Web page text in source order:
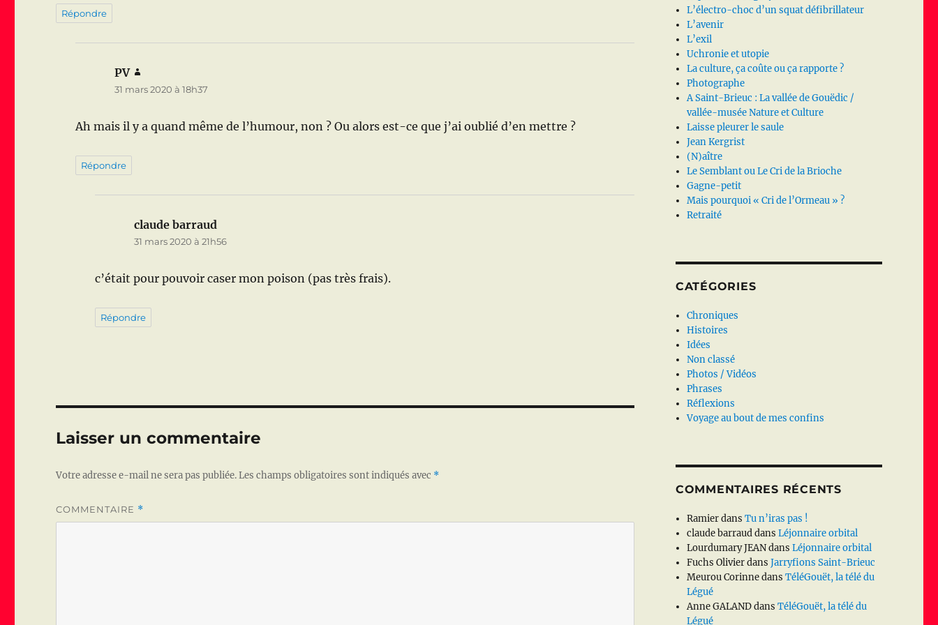
Répondre
PV
31 mars 2020 à 18h37
Ah mais il y a quand même de l’humour, non ? Ou alors est-ce que j’ai oublié d’en mettre ?
Répondre
claude barraud
31 mars 2020 à 21h56
c’était pour pouvoir caser mon poison (pas très frais).
Répondre
Laisser un commentaire
Votre adresse e-mail ne sera pas publiée.Les champs obligatoires sont indiqués avec *
COMMENTAIRE *
L’électro-choc d’un squat défibrillateur
L’avenir
L’exil
Uchronie et utopie
La culture, ça coûte ou ça rapporte ?
Photographe
A Saint-Brieuc : La vallée de Gouëdic /
vallée-musée Nature et Culture
Laisse pleurer le saule
Jean Kergrist
(N)aître
Le Semblant ou Le Cri de la Brioche
Gagne-petit
Mais pourquoi « Cri de l’Ormeau » ?
Retraité
CATÉGORIES
Chroniques
Histoires
Idées
Non classé
Photos / Vidéos
Phrases
Réflexions
Voyage au bout de mes confins
COMMENTAIRES RÉCENTS
RamierdansTu n’iras pas !
claude barrauddansLéjonnaire orbital
Lourdumary JEANdansLéjonnaire orbital
Fuchs OlivierdansJarryfions Saint-Brieuc
Meurou CorinnedansTéléGouët, la télé du
Légué
Anne GALANDdansTéléGouët, la télé du
Légué